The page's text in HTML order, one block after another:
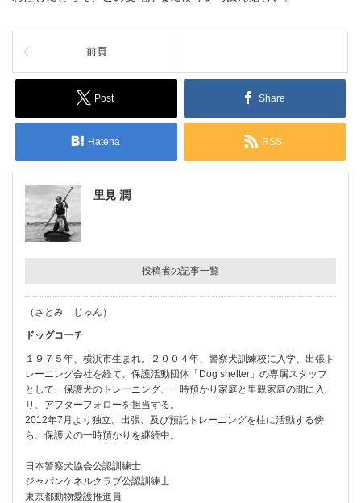
前頁
Post Share
Hatena RSS
里見 潤
投稿者の記事一覧
（さとみ じゅん）
ドッグコーチ
１９７５年、横浜市生まれ。２００４年、警察犬訓練校に入学、出張ト
レーニング会社を経て、保護活動団体「Dog shelter」の専属スタッフ
として、保護犬のトレーニング、一時預かり家庭と里親家庭の間に入
り、アフターフォローを担当する。
2012年7月より独立。出張、及び預託トレーニングを柱に活動する傍
ら、保護犬の一時預かりを継続中。
日本警察犬協会公認訓練士
ジャパンケネルクラブ公認訓練士
東京都動物愛護推進員